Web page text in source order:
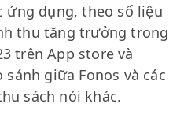
ứng dụng, theo số liệu
thu tăng trưởng trong
trên App store và
sánh giữa Fonos và các
sách nói khác.